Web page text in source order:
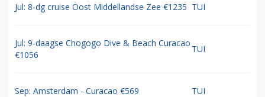
Jul: 8-dg cruise Oost Middellandse Zee €1235 TUI
Jul: 9-daagse Chogogo Dive & Beach Curacao
€1056
TUI
Sep: Amsterdam - Curacao €569 TUI